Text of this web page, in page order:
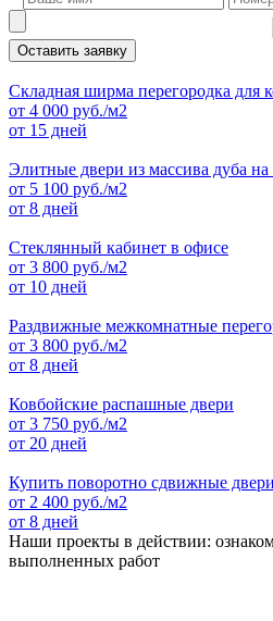
Оставить заявку
Складная ширма перегородка для
от 4 000 руб./м2
от 15 дней
Элитные двери из массива дуба на
от 5 100 руб./м2
от 8 дней
Стеклянный кабинет в офисе
от 3 800 руб./м2
от 10 дней
Раздвижные межкомнатные
от 3 800 руб./м2
от 8 дней
Ковбойские распашные двери
от 3 750 руб./м2
от 20 дней
Купить поворотно сдвижные двери
от 2 400 руб./м2
от 8 дней
Наши проекты в действии:
выполненных работ